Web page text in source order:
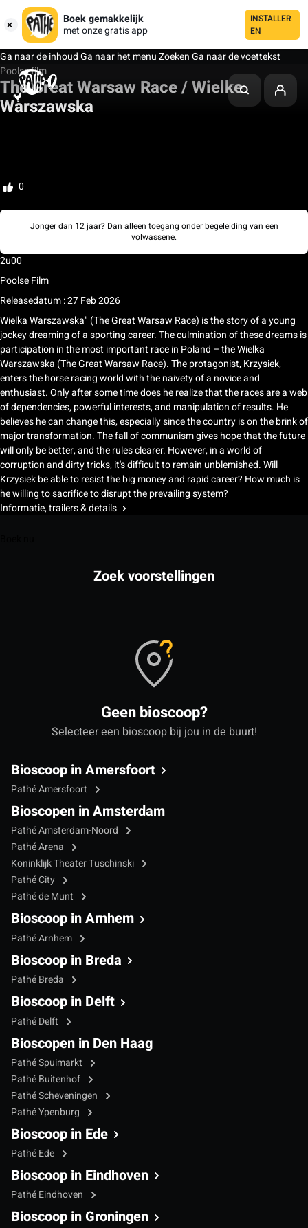
Boek gemakkelijk
met onze gratis app
INSTALLER
EN
Ga naar de inhoudGa naar het menuZoekenGa naar de voettekst
Poolse film
The Great Warsaw Race / Wielke
Warszawska
0
Jonger dan 12 jaar? Dan alleen toegang onder begeleiding van een
volwassene.
2u00
Poolse Film
Releasedatum : 27 Feb 2026
Wielka Warszawska" (The Great Warsaw Race) is the story of a young
jockey dreaming of a sporting career. The culmination of these dreams is
participation in the most important race in Poland – the Wielka
Warszawska (The Great Warsaw Race). The protagonist, Krzysiek,
enters the horse racing world with the naivety of a novice and
enthusiast. Only after some time does he realize that the races are a web
of dependencies, powerful interests, and manipulation of results. He
believes he can change this, especially since the country is on the brink of
major transformation. The fall of communism gives hope that the future
will only be better, and the rules clearer. However, in a world of
corruption and dirty tricks, it's difficult to remain unblemished. Will
Krzysiek be able to resist the big money and rapid career? How much is
he willing to sacrifice to disrupt the prevailing system?
Informatie, trailers & details
Zoek voorstellingen
Geen bioscoop?
Selecteer een bioscoop bij jou in de buurt!
Bioscoop in Amersfoort
Pathé Amersfoort
Bioscopen in Amsterdam
Pathé Amsterdam-Noord
Pathé Arena
Koninklijk Theater Tuschinski
Pathé City
Pathé de Munt
Bioscoop in Arnhem
Pathé Arnhem
Bioscoop in Breda
Pathé Breda
Bioscoop in Delft
Pathé Delft
Bioscopen in Den Haag
Pathé Spuimarkt
Pathé Buitenhof
Pathé Scheveningen
Pathé Ypenburg
Bioscoop in Ede
Pathé Ede
Bioscoop in Eindhoven
Pathé Eindhoven
Bioscoop in Groningen